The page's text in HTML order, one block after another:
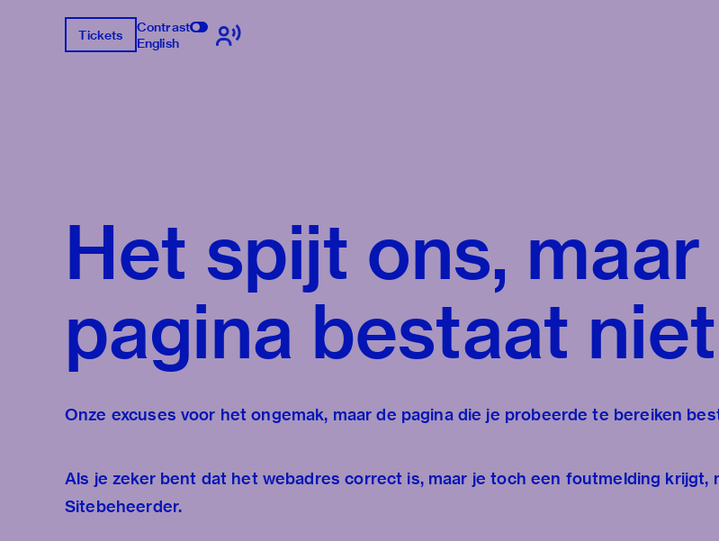
Tickets
Contrast
English
Het spijt ons,
pagina bestaat
Onze excuses voor het ongemak, maar de pagina die je probeerde te bereiken
Als je zeker bent dat het webadres correct is, maar je toch een foutmelding krijgt,
Sitebeheerder.